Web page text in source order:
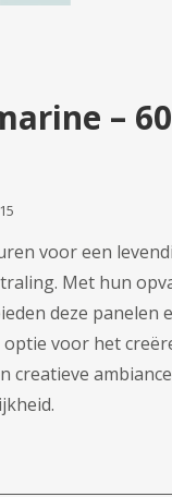
–
voor een
Met hun
deze panelen
voor het
creatieve